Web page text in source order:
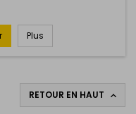
Plus
RETOUR EN HAUT 